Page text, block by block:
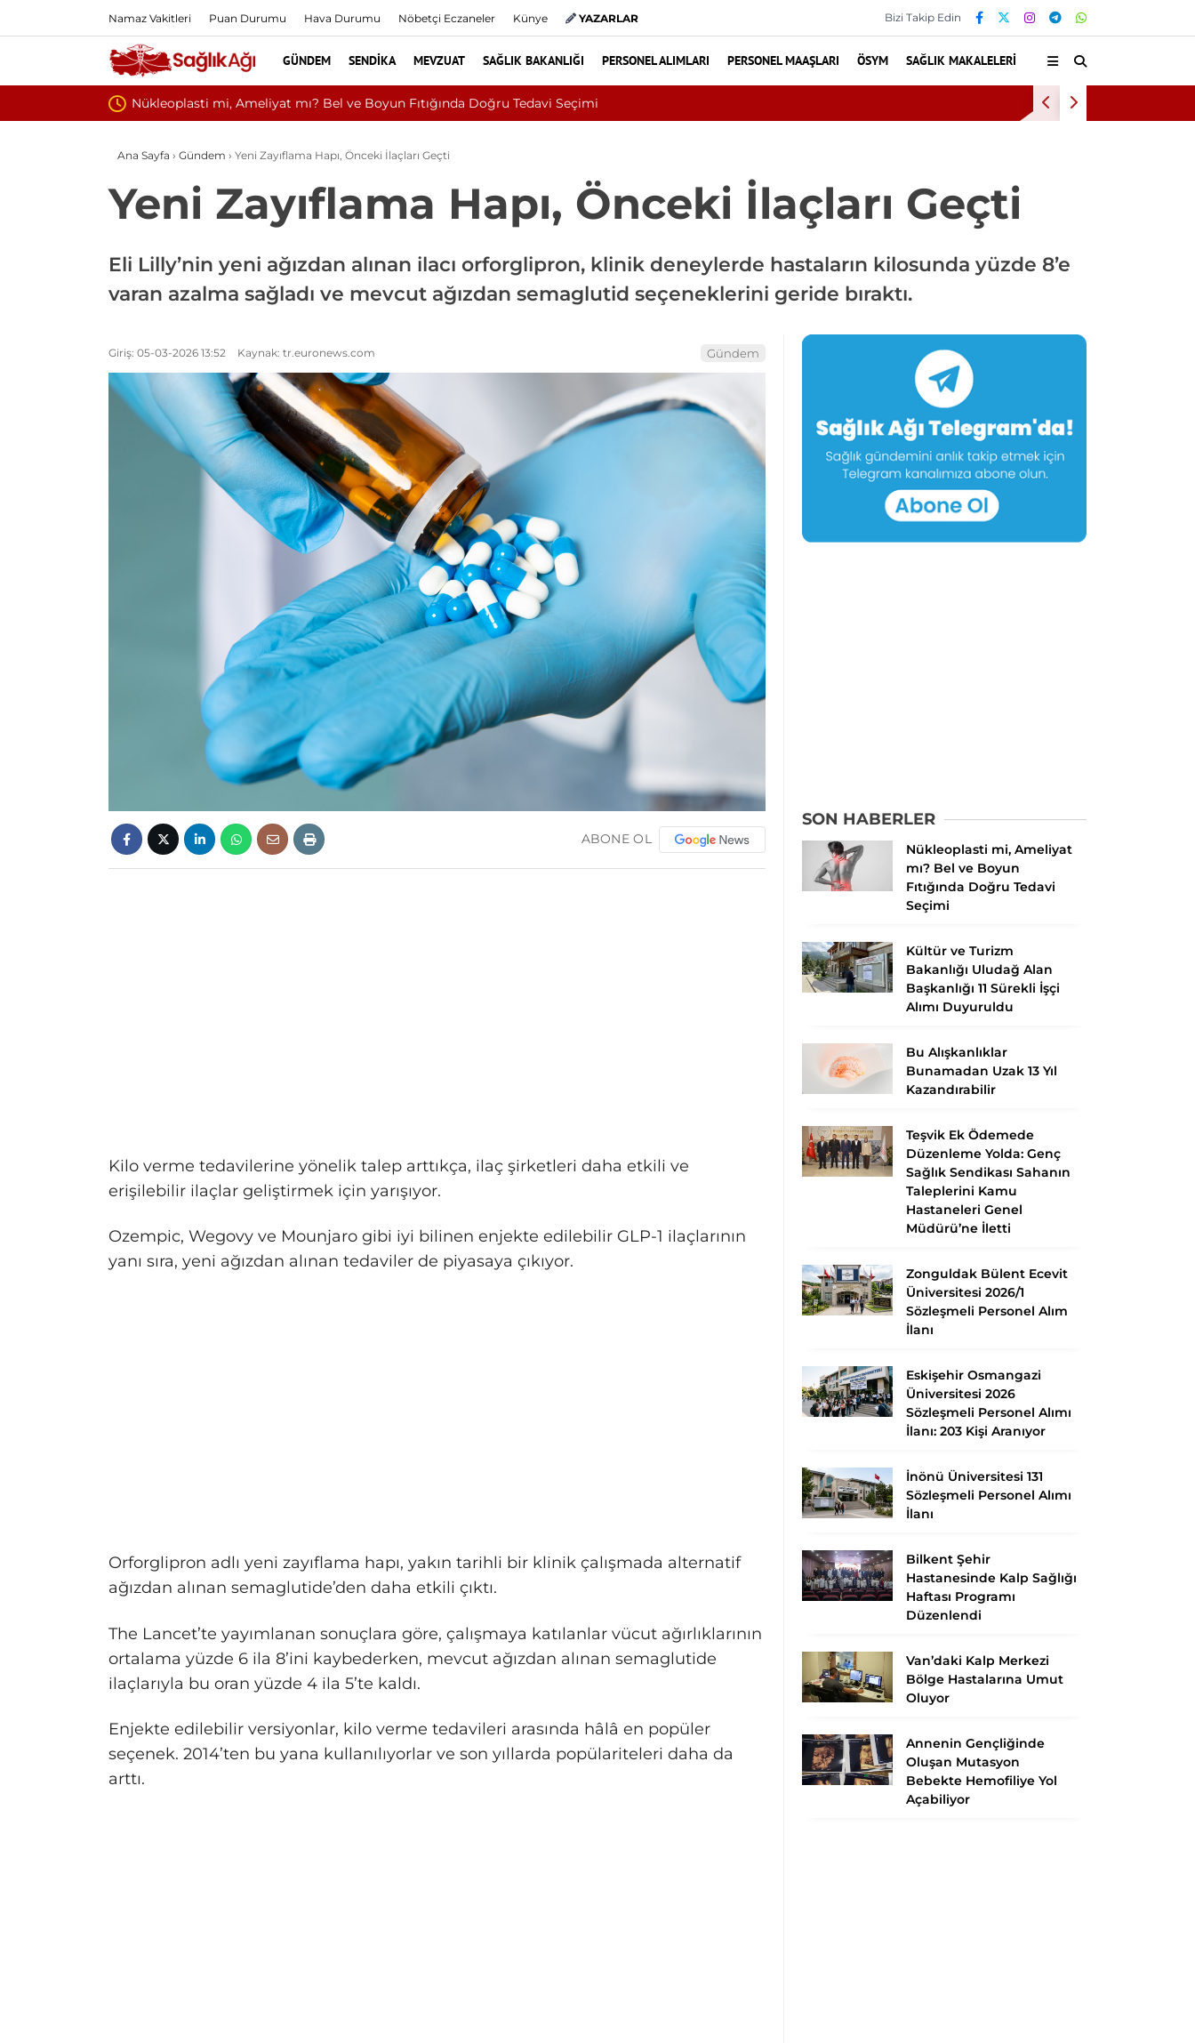
Namaz Vakitleri Puan Durumu Hava Durumu Nöbetçi Eczaneler Künye YAZARLAR Bizi Takip Edin
GÜNDEM SENDIKA MEVZUAT SAĞLIK BAKANLIĞI PERSONEL ALIMLARI PERSONEL MAAŞLARI ÖSYM SAĞLIK MAKALELERI
Kültür ve Turizm Bakanlığı Uludağ Alan Başkanlığı 11 Sürekli İşçi Alımı Duyuruldu
Ana Sayfa › Gündem › Yeni Zayıflama Hapı, Önceki İlaçları Geçti
Yeni Zayıflama Hapı, Önceki İlaçları Geçti
Eli Lilly’nin yeni ağızdan alınan ilacı orforglipron, klinik deneylerde hastaların kilosunda yüzde 8’e
varan azalma sağladı ve mevcut ağızdan semaglutid seçeneklerini geride bıraktı.
Giriş: 05-03-2026 13:52 Kaynak: tr.euronews.com Gündem
ABONE OL
Kilo verme tedavilerine yönelik talep arttıkça, ilaç şirketleri daha etkili ve
erişilebilir ilaçlar geliştirmek için yarışıyor.
Ozempic, Wegovy ve Mounjaro gibi iyi bilinen enjekte edilebilir GLP-1 ilaçlarının
yanı sıra, yeni ağızdan alınan tedaviler de piyasaya çıkıyor.
Orforglipron adlı yeni zayıflama hapı, yakın tarihli bir klinik çalışmada alternatif
ağızdan alınan semaglutide’den daha etkili çıktı.
The Lancet’te yayımlanan sonuçlara göre, çalışmaya katılanlar vücut ağırlıklarının
ortalama yüzde 6 ila 8’ini kaybederken, mevcut ağızdan alınan semaglutide
ilaçlarıyla bu oran yüzde 4 ila 5’te kaldı.
Enjekte edilebilir versiyonlar, kilo verme tedavileri arasında hâlâ en popüler
seçenek. 2014’ten bu yana kullanılıyorlar ve son yıllarda popülariteleri daha da
arttı.
SON HABERLER
Nükleoplasti mi, Ameliyat
mı? Bel ve Boyun
Fıtığında Doğru Tedavi
Seçimi
Kültür ve Turizm
Bakanlığı Uludağ Alan
Başkanlığı 11 Sürekli İşçi
Alımı Duyuruldu
Bu Alışkanlıklar
Bunamadan Uzak 13 Yıl
Kazandırabilir
Teşvik Ek Ödemede
Düzenleme Yolda: Genç
Sağlık Sendikası Sahanın
Taleplerini Kamu
Hastaneleri Genel
Müdürü’ne İletti
Zonguldak Bülent Ecevit
Üniversitesi 2026/1
Sözleşmeli Personel Alım
İlanı
Eskişehir Osmangazi
Üniversitesi 2026
Sözleşmeli Personel Alımı
İlanı: 203 Kişi Aranıyor
İnönü Üniversitesi 131
Sözleşmeli Personel Alımı
İlanı
Bilkent Şehir
Hastanesinde Kalp Sağlığı
Haftası Programı
Düzenlendi
Van’daki Kalp Merkezi
Bölge Hastalarına Umut
Oluyor
Annenin Gençliğinde
Oluşan Mutasyon
Bebekte Hemofiliye Yol
Açabiliyor